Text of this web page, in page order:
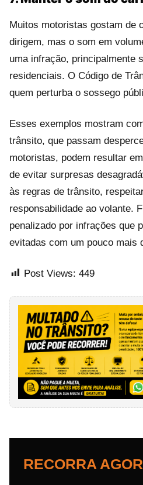
Muitos motoristas gostam de
dirigem, mas o som em
uma infração, principalmente
residenciais. O Código de
quem perturba o sossego
Esses exemplos mostram
trânsito, que passam
motoristas, podem resultar
de evitar surpresas
às regras de trânsito,
responsabilidade ao volante.
penalizado por infrações que
evitadas com um pouco mais
Post Views: 449
RECORRA